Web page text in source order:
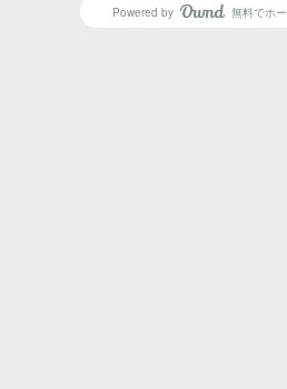
Powered by 無料でホ